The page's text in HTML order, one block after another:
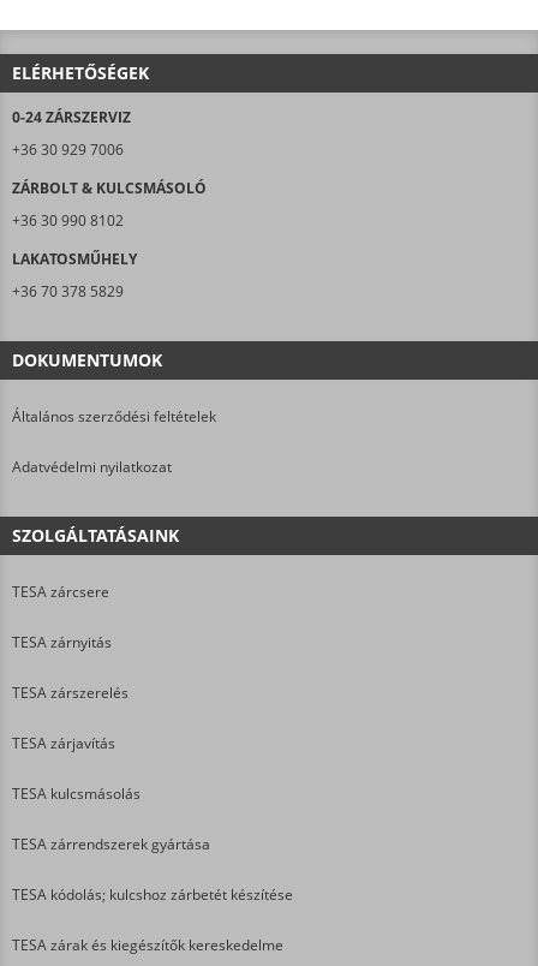
ELÉRHETŐSÉGEK
0-24 ZÁRSZERVIZ
+36 30 929 7006
ZÁRBOLT & KULCSMÁSOLÓ
+36 30 990 8102
LAKATOSMŰHELY
+36 70 378 5829
DOKUMENTUMOK
Általános szerződési feltételek
Adatvédelmi nyilatkozat
SZOLGÁLTATÁSAINK
TESA zárcsere
TESA zárnyitás
TESA zárszerelés
TESA zárjavítás
TESA kulcsmásolás
TESA zárrendszerek gyártása
TESA kódolás; kulcshoz zárbetét készítése
TESA zárak és kiegészítők kereskedelme